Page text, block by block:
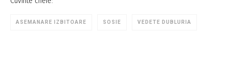
ASEMANARE IZBITOARE SOSIE VEDETE DUBLURIA